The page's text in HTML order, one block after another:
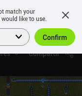
Compartir
match your
like to use.
Confirm